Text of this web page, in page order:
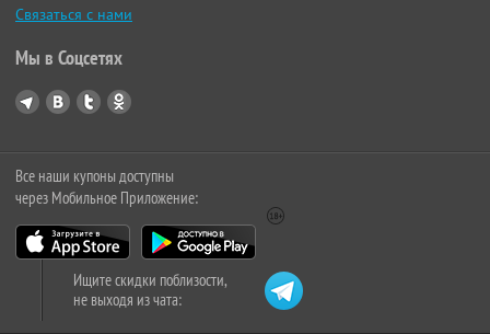
Связаться с нами
Мы в Соцсетях
Все наши купоны доступны
через Мобильное Приложение:
Ищите скидки поблизости,
не выходя из чата: